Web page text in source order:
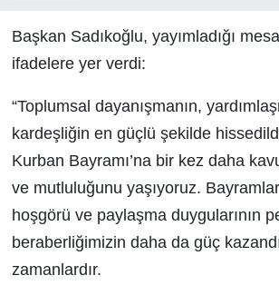
Başkan Sadıkoğlu, yayımladığı
ifadelere yer verdi:
“Toplumsal dayanışmanın,
kardeşliğin en güçlü şekilde
Kurban Bayramı’na bir kez daha
ve mutluluğunu yaşıyoruz.
hoşgörü ve paylaşma duygularının
beraberliğimizin daha da güç
zamanlardır.